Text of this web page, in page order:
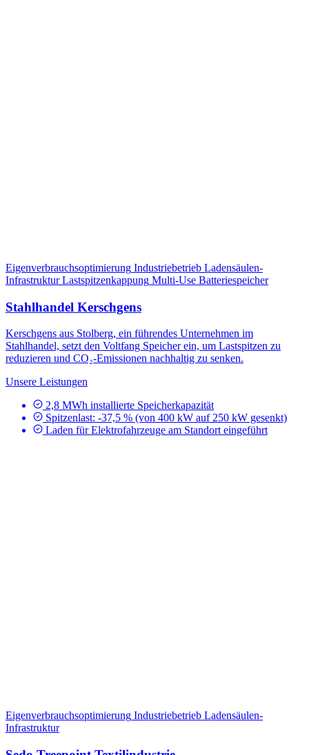
Eigenverbrauchsoptimierung Industriebetrieb Ladensäulen-
Infrastruktur Lastspitzenkappung Multi-Use Batteriespeicher
Stahlhandel Kerschgens
Kerschgens aus Stolberg, ein führendes Unternehmen im
Stahlhandel, setzt den Voltfang Speicher ein, um Lastspitzen zu
reduzieren und CO₂-Emissionen nachhaltig zu senken.
Unsere Leistungen
2,8 MWh installierte Speicherkapazität
Spitzenlast: -37,5 % (von 400 kW auf 250 kW gesenkt)
Laden für Elektrofahrzeuge am Standort eingeführt
Eigenverbrauchsoptimierung Industriebetrieb Ladensäulen-
Infrastruktur